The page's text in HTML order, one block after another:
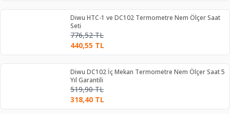
Diwu HTC-1 ve DC102 Termometre Nem Ölçer Saat
Seti
776,52TL
440,55 TL
Diwu DC102 İç Mekan Termometre Nem Ölçer Saat 5
Yıl Garantili
519,90TL
318,40 TL